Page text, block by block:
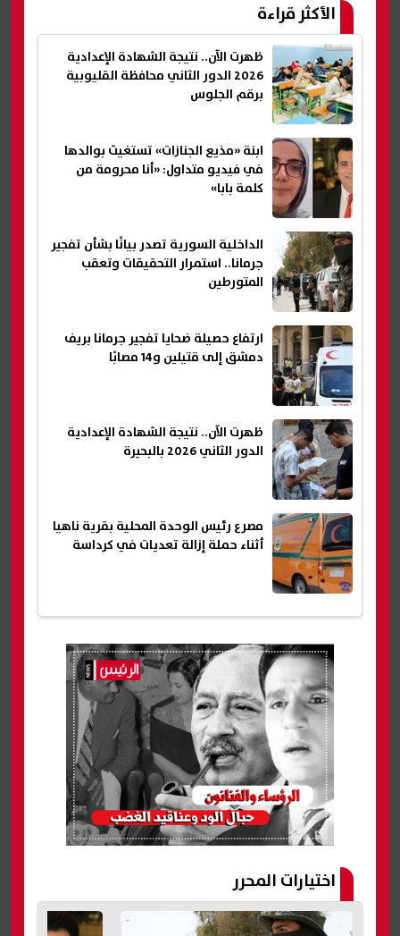
الأكثر قراءة
ظهرت الآن.. نتيجة الشهادة الإعدادية
2026 الدور الثاني محافظة القليوبية
برقم الجلوس
ابنة «مذيع الجنازات» تستغيث بوالدها
في فيديو متداول: «أنا محرومة من
كلمة بابا»
الداخلية السورية تصدر بيانًا بشأن تفجير
جرمانا.. استمرار التحقيقات وتعقب
المتورطين
ارتفاع حصيلة ضحايا تفجير جرمانا بريف
دمشق إلى قتيلين و14 مصابًا
ظهرت الآن.. نتيجة الشهادة الإعدادية
الدور الثاني 2026 بالبحيرة
مصرع رئيس الوحدة المحلية بقرية ناهيا
أثناء حملة إزالة تعديات في كرداسة
اختيارات المحرر